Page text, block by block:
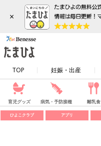
×
TOP 妊娠・出産
育児グッズ 病気・予防接種 離乳食
ひよこクラブ アプリ